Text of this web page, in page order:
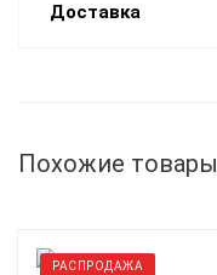
Доставка
Похожие товары
РАСПРОДАЖА